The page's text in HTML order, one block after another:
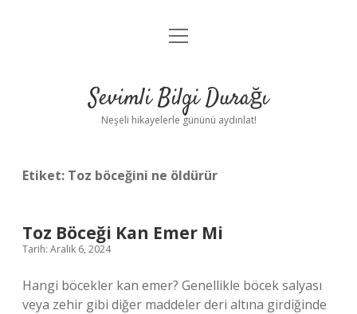
Anasayfa
Yasal Uyarı
menüyü
Sevimli Bilgi Durağı
Neşeli hikayelerle gününü aydınlat!
Etiket: Toz böceğini ne öldürür
Toz Böceği Kan Emer Mi
Tarih: Aralık 6, 2024
Hangi böcekler kan emer? Genellikle böcek salyası
veya zehir gibi diğer maddeler deri altına girdiğinde